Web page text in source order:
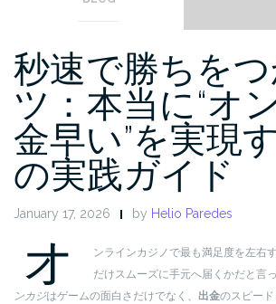
秒速で勝ちを
ツ：本当に“オ
金早い”を実現
の実践ガイド
January 17, 2026 by Helio Paredes
オ
ンラインカジノで最も満足度を左右
だけスムーズに手元へ届くかだと言
ンカジはゲームの面白さだけでなく、 出金のスピー